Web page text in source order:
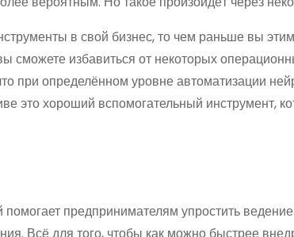
в свой бизнес, то чем раньше вы
сможете избавиться от некоторых
при определённом уровне автоматизации
это хороший вспомогательный инструмент,
предпринимателям упростить
Всё для того, чтобы как можно быстрее